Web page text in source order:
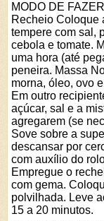
MODO DE FAZER
Recheio Coloque
tempere com sal,
cebola e tomate.
uma hora (até
peneira. Massa
morna, óleo, ovo
Em outro
açúcar, sal e a
agregarem (se
Sove sobre a
descansar por
com auxílio do
Empregue o
com gema.
polvilhada. Leve
15 a 20 minutos.